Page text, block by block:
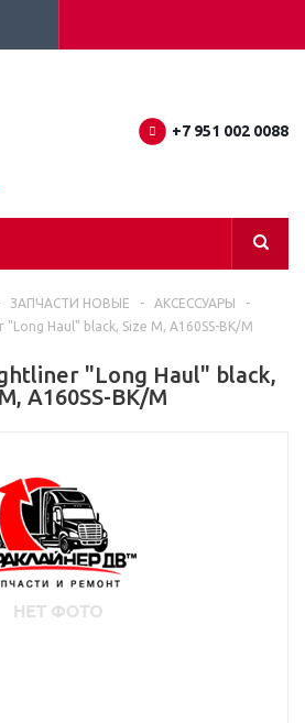
+7 951 002 0088
ЗАПЧАСТИ НОВЫЕ - АКСЕССУАРЫ
-
Haul" black, Size M, A160SS-BK/M
"Long Haul" black,
A160SS-BK/M